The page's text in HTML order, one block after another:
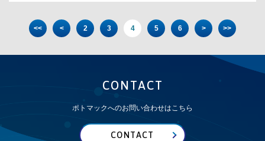
<< < 2 3 4 5 6 > >>
CONTACT
ポトマックへのお問い合わせはこちら
CONTACT